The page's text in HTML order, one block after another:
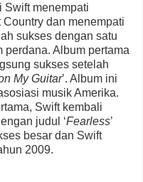
Swift menempati
dan menempati
sukses dengan satu
Album pertama
sukses setelah
My Guitar’. Album ini
musik Amerika.
Swift kembali
judul ‘Fearless’
besar dan Swift
2009.